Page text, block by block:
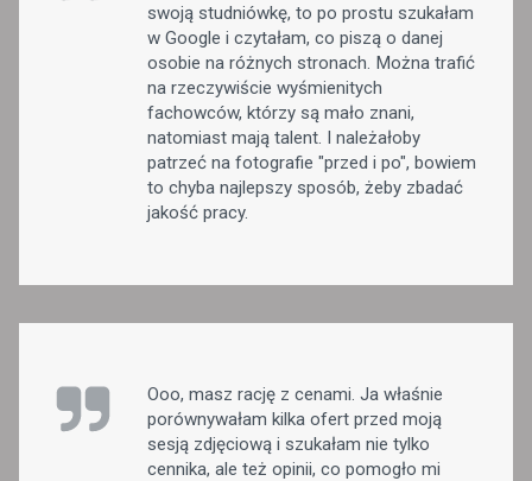
swoją studniówkę, to po prostu szukałam
w Google i czytałam, co piszą o danej
osobie na różnych stronach. Można trafić
na rzeczywiście wyśmienitych
fachowców, którzy są mało znani,
natomiast mają talent. I należałoby
patrzeć na fotografie "przed i po", bowiem
to chyba najlepszy sposób, żeby zbadać
jakość pracy.
Ooo, masz rację z cenami. Ja właśnie
porównywałam kilka ofert przed moją
sesją zdjęciową i szukałam nie tylko
cennika, ale też opinii, co pomogło mi